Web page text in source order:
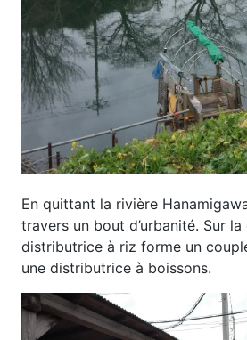
En quittant la rivière
travers un bout d’urbanité. Sur la
distributrice à riz forme un
une distributrice à boissons.